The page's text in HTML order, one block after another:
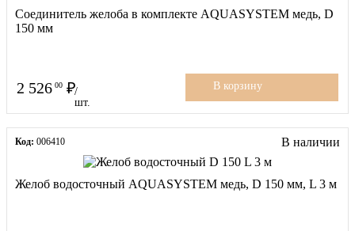
Соединитель желоба в комплекте AQUASYSTEM медь, D
150 мм
2 526 00
/
шт.
В корзину
Код: 006410 В наличии
Желоб водосточный AQUASYSTEM медь, D 150 мм, L 3 м